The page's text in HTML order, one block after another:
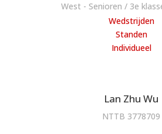
West - Senioren / 3e
Wedstrijden
Standen
Individueel
Lan Zhu Wu
NTTB 3778709